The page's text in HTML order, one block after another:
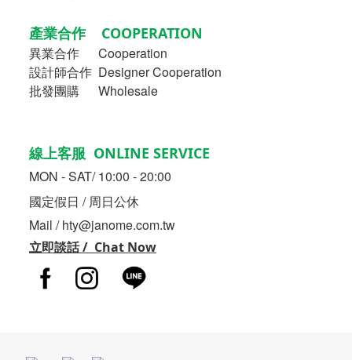
產業合作 COOPERATION
異業合作
Cooperation
設計師合作 Designer Cooperation
批發團購 Wholesale
線上客服 ONLINE SERVICE
MON - SAT/ 10:00 - 20:00
國定假日 / 周日公休
Mail / hty@janome.com.tw
立即談話 / Chat Now